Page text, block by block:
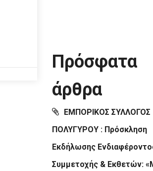
Πρόσφατα
άρθρα
ΕΜΠΟΡΙΚΟΣ ΣΥΛΛΟΓΟΣ
ΠΟΛΥΓΥΡΟΥ : Πρόσκληση
Εκδήλωσης
Συμμετοχής & Εκθετών: